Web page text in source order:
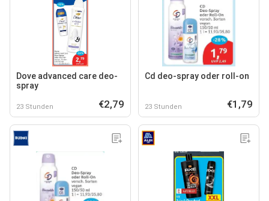
Dove advanced care deo-
spray
23 Stunden €2,79
Cd deo-spray oder roll-on
23 Stunden €1,79